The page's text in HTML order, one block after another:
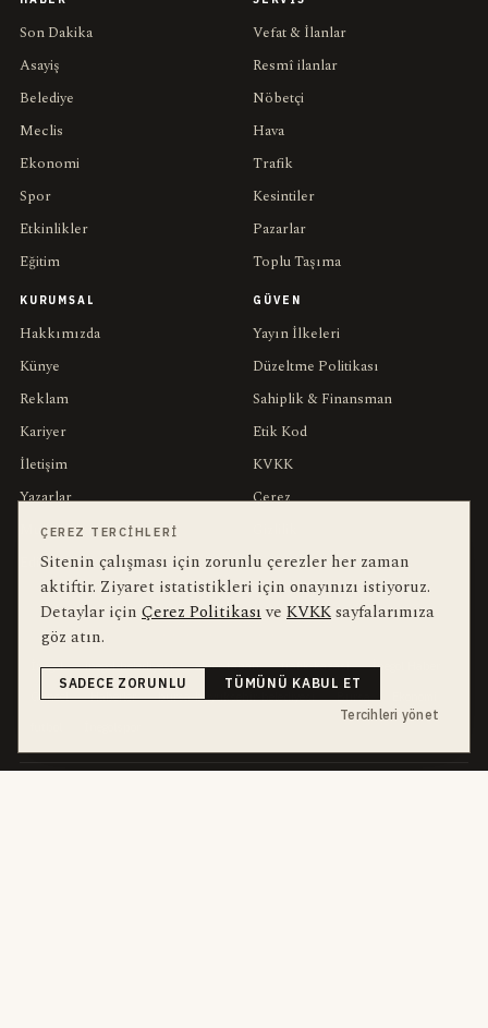
Son Dakika
Asayiş
Belediye
Meclis
Ekonomi
Spor
Etkinlikler
Eğitim
Vefat & İlanlar
Resmî ilanlar
Nöbetçi
Hava
Trafik
Kesintiler
Pazarlar
Toplu Taşıma
KURUMSAL
Hakkımızda
Künye
Reklam
Kariyer
İletişim
Yazarlar
Muhabirler
Editörler
GÜVEN
Yayın İlkeleri
Düzeltme Politikası
Sahiplik & Finansman
Etik Kod
KVKK
Çerez
Kullanım Şartları
YEREL ARANANLAR
İnegöl inegol-belediyesi alper-taban trafik-kazasi
İnegöl Haber
Güncel
Haberler bursa-buyuksehir-belediyesi Bursa
ÇEREZ TERCIHLERI
Sitenin çalışması için zorunlu çerezler her zaman
aktiftir. Ziyaret istatistikleri için onayınızı istiyoruz.
Detaylar için Çerez Politikasıve KVKKsayfalarımıza
göz atın.
SADECE ZORUNLU
TÜMÜNÜ KABUL ET
Tercihleri yönet